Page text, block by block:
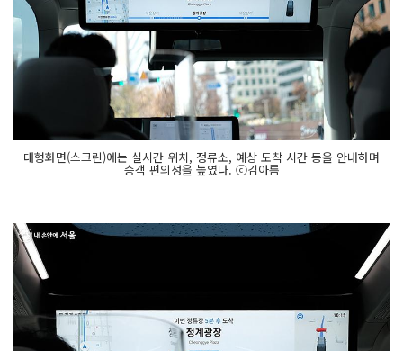
대형화면(스크린)에는 실시간 위치, 정류소, 예상 도착 시간 등을 안내하며
승객 편의성을 높였다. ⓒ김아름